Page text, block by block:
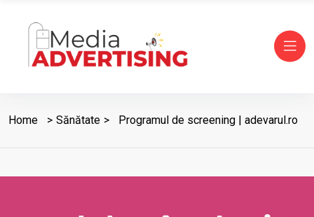
Home Sănătate Programul de screening | adevarul.ro